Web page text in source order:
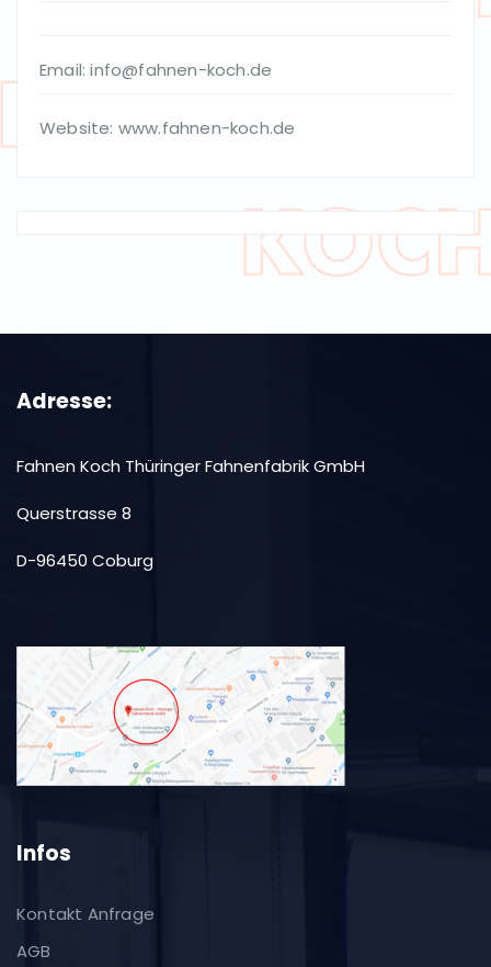
Email: info@fahnen-koch.de
Website: www.fahnen-koch.de
Adresse:
Fahnen Koch Thüringer Fahnenfabrik GmbH
Querstrasse 8
D-96450 Coburg
Infos
Kontakt Anfrage
AGB